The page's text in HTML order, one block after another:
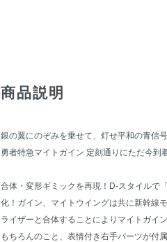
商品説明
銀の翼にのぞみを乗せて、灯せ平和の青信号
勇者特急マイトガイン 定刻通りにただ今到
合体・変形ギミックを再現！D-スタイルで
化！ガイン、マイトウイングは共に新幹線
ライザーと合体することによりマイトガイ
もちろんのこと、表情付き右手パーツが付